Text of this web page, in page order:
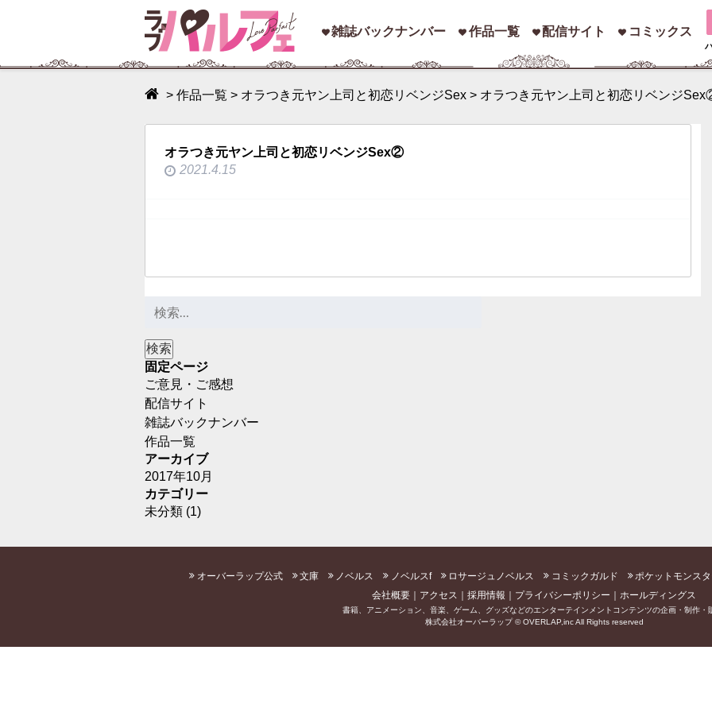
雑誌バックナンバー 作品一覧 配信サイト コミックス
> 作品一覧 > オラつき元ヤン上司と初恋リベンジSex> オラつき元ヤン上司と初恋リベンジ
オラつき元ヤン上司と初恋リベンジSex②
2021.4.15
固定ページ
ご意見・ご感想
配信サイト
雑誌バックナンバー
作品一覧
アーカイブ
2017年10月
カテゴリー
未分類 (1)
オーバーラップ公式 文庫 ノベルス ノベルスf ロサージュノベルス コミックガルド ポケットモンス
会社概要
アクセス 採用情報 プライバシーポリシー ホールディングス
書籍、アニメーション、音楽、ゲーム、グッズなどのエンターテインメントコンテンツの企画・制作・
株式会社オーバーラップ © OVERLAP,inc All Rights reserved